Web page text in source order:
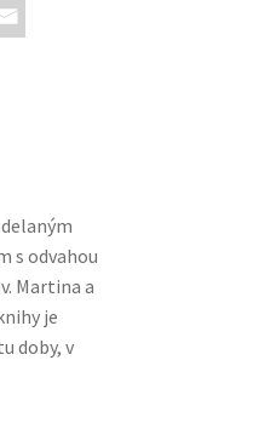
s odvahou
Martina a
je
doby, v